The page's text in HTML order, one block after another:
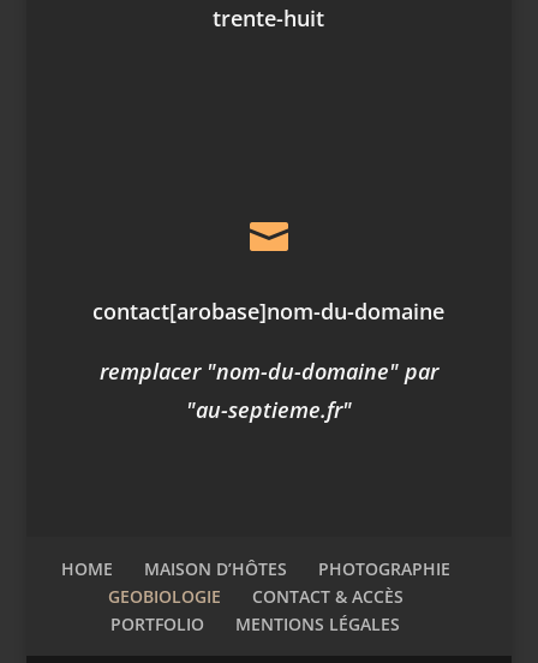
trente-huit

contact[arobase]nom-du-domaine
remplacer "nom-du-domaine" par
"au-septieme.fr"
HOME MAISON D’HÔTES
PHOTOGRAPHIE
GEOBIOLOGIE
CONTACT & ACCÈS
PORTFOLIO
MENTIONS LÉGALES